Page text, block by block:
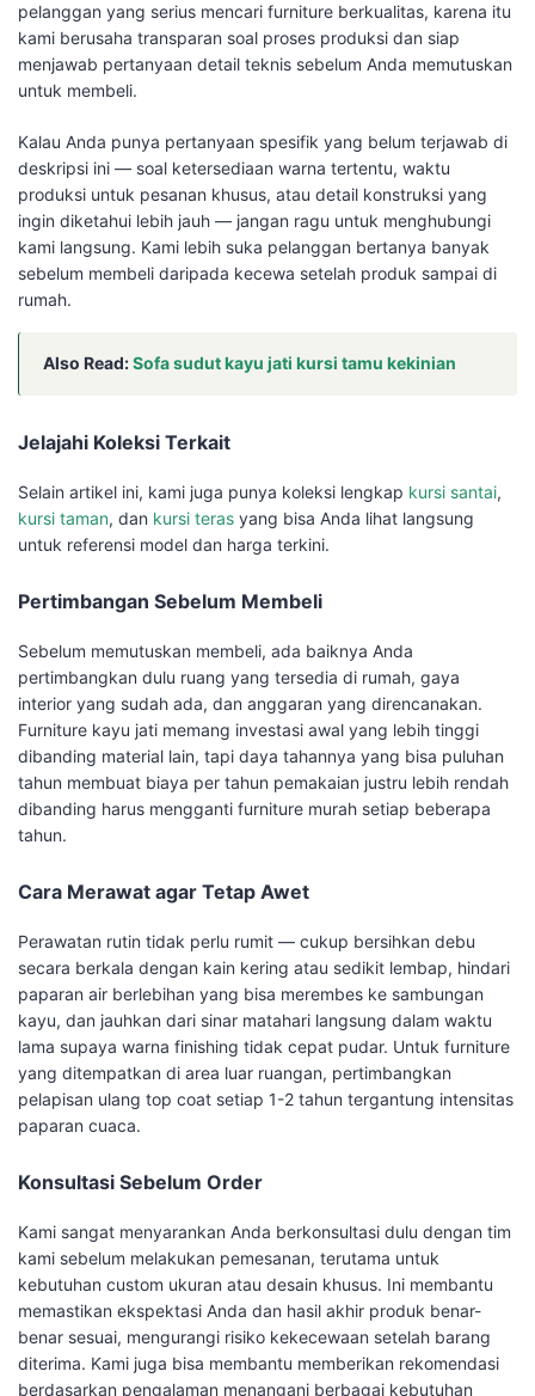
pelanggan yang serius mencari furniture berkualitas, karena itu
kami berusaha transparan soal proses produksi dan siap
menjawab pertanyaan detail teknis sebelum Anda memutuskan
untuk membeli.
Kalau Anda punya pertanyaan spesifik yang belum terjawab di
deskripsi ini — soal ketersediaan warna tertentu, waktu
produksi untuk pesanan khusus, atau detail konstruksi yang
ingin diketahui lebih jauh — jangan ragu untuk menghubungi
kami langsung. Kami lebih suka pelanggan bertanya banyak
sebelum membeli daripada kecewa setelah produk sampai di
rumah.
Also Read:Sofa sudut kayu jati kursi tamu kekinian
Jelajahi Koleksi Terkait
Selain artikel ini, kami juga punya koleksi lengkap kursi santai,
kursi taman, dan kursi teras yang bisa Anda lihat langsung
untuk referensi model dan harga terkini.
Pertimbangan Sebelum Membeli
Sebelum memutuskan membeli, ada baiknya Anda
pertimbangkan dulu ruang yang tersedia di rumah, gaya
interior yang sudah ada, dan anggaran yang direncanakan.
Furniture kayu jati memang investasi awal yang lebih tinggi
dibanding material lain, tapi daya tahannya yang bisa puluhan
tahun membuat biaya per tahun pemakaian justru lebih rendah
dibanding harus mengganti furniture murah setiap beberapa
tahun.
Cara Merawat agar Tetap Awet
Perawatan rutin tidak perlu rumit — cukup bersihkan debu
secara berkala dengan kain kering atau sedikit lembap, hindari
paparan air berlebihan yang bisa merembes ke sambungan
kayu, dan jauhkan dari sinar matahari langsung dalam waktu
lama supaya warna finishing tidak cepat pudar. Untuk furniture
yang ditempatkan di area luar ruangan, pertimbangkan
pelapisan ulang top coat setiap 1-2 tahun tergantung intensitas
paparan cuaca.
Konsultasi Sebelum Order
Kami sangat menyarankan Anda berkonsultasi dulu dengan tim
kami sebelum melakukan pemesanan, terutama untuk
kebutuhan custom ukuran atau desain khusus. Ini membantu
memastikan ekspektasi Anda dan hasil akhir produk benar-
benar sesuai, mengurangi risiko kekecewaan setelah barang
diterima. Kami juga bisa membantu memberikan rekomendasi
berdasarkan pengalaman menangani berbagai kebutuhan